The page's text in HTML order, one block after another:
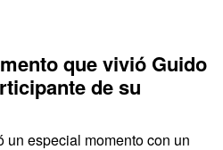
que vivió Guido
de su
especial momento con un